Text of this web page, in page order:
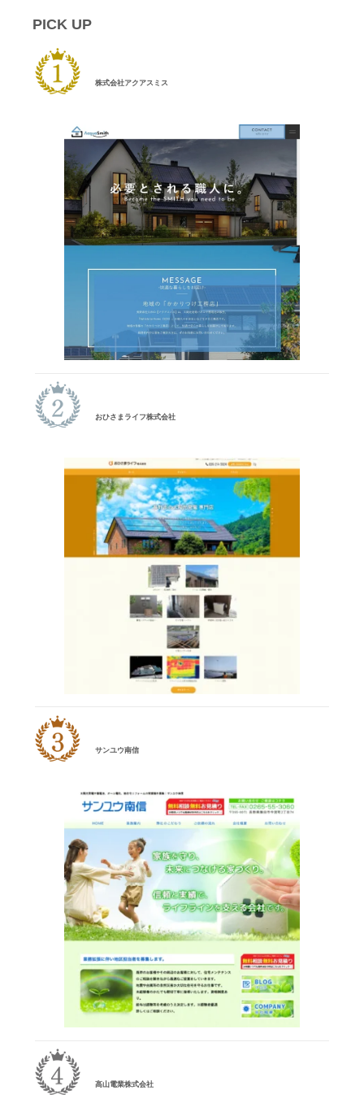
PICK UP
株式会社アクアスミス
おひさまライフ株式会社
サンユウ南信
高山電業株式会社